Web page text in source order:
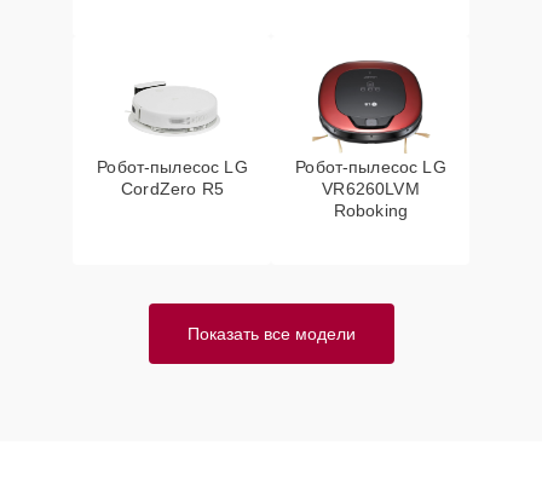
Робот-пылесос LG
CordZero R5
Робот-пылесос LG
VR6260LVM
Roboking
Показать все модели